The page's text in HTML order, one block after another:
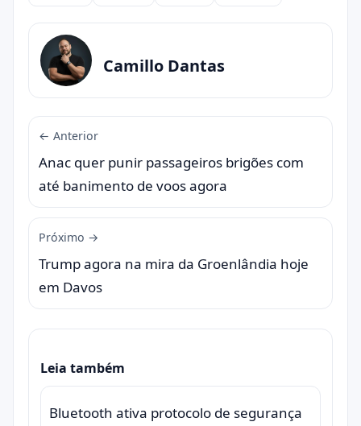
Camillo Dantas
← Anterior
Anac quer punir passageiros brigões com
até banimento de voos agora
Próximo →
Trump agora na mira da Groenlândia hoje
em Davos
Leia também
Bluetooth ativa protocolo de segurança